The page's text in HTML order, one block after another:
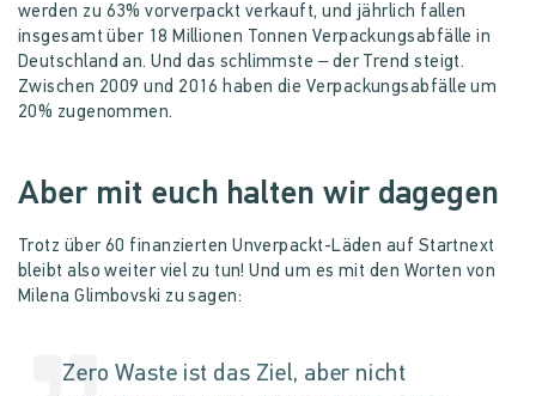
werden zu 63% vorverpackt verkauft, und jährlich fallen
insgesamt über 18 Millionen Tonnen Verpackungsabfälle in
Deutschland an. Und das schlimmste – der Trend steigt.
Zwischen 2009 und 2016 haben die Verpackungsabfälle um
20% zugenommen.
Aber mit euch halten wir dagegen
Trotz über 60 finanzierten Unverpackt-Läden auf Startnext
bleibt also weiter viel zu tun! Und um es mit den Worten von
Milena Glimbovski zu sagen:
Zero Waste ist das Ziel, aber nicht